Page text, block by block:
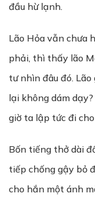
đầu hừ lạnh.
Lão Hỏa vẫn chưa
phải, thì thấy lão
tư nhìn đâu đó. Lão
lại không dám
giờ ta lập tức đi
Bốn tiếng thở dài
tiếp chống gậy bỏ
cho hắn một ánh